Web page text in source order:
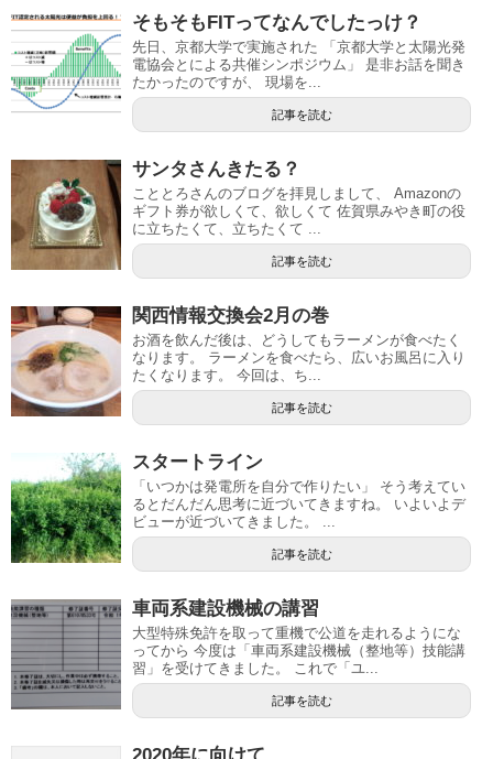
そもそもFITってなんでしたっけ？
先日、京都大学で実施された 「京都大学と太陽光発
電協会とによる共催シンポジウム」 是非お話を聞き
たかったのですが、 現場を...
記事を読む
サンタさんきたる？
こととろさんのブログを拝見しまして、 Amazonの
ギフト券が欲しくて、欲しくて 佐賀県みやき町の役
に立ちたくて、立ちたくて ...
記事を読む
関西情報交換会2月の巻
お酒を飲んだ後は、どうしてもラーメンが食べたく
なります。 ラーメンを食べたら、広いお風呂に入り
たくなります。 今回は、ち...
記事を読む
スタートライン
「いつかは発電所を自分で作りたい」 そう考えてい
るとだんだん思考に近づいてきますね。 いよいよデ
ビューが近づいてきました。 ...
記事を読む
車両系建設機械の講習
大型特殊免許を取って重機で公道を走れるようにな
ってから 今度は「車両系建設機械（整地等）技能講
習」を受けてきました。 これで「ユ...
記事を読む